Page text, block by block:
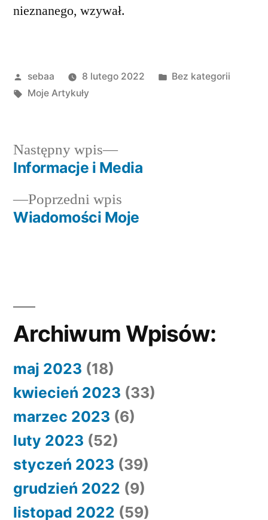
nieznanego, wzywał.
Posted
by
sebaa 8 lutego 2022
Posted
Bez kategorii
Tagi:
Moje Artykuły
Nawigacja
wpisu
Poprzedni wpis
wpis:
Wiadomości Moje
Następny wpis
Następny
wpis:
Informacje i Media
Archiwum Wpisów:
maj 2023 (18)
kwiecień 2023 (33)
marzec 2023 (6)
luty 2023 (52)
styczeń 2023 (39)
grudzień 2022 (9)
listopad 2022 (59)